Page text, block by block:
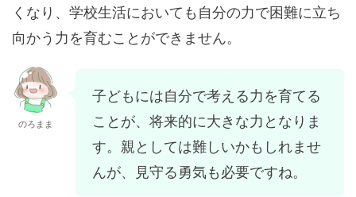
くなり、学校生活においても自分の力で困難に立ち
向かう力を育むことができません。
のろまま
子どもには自分で考える力を育てる
ことが、将来的に大きな力となりま
す。親としては難しいかもしれませ
んが、見守る勇気も必要ですね。